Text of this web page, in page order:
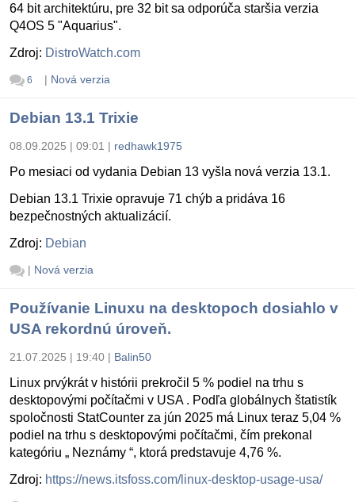
64 bit architektúru, pre 32 bit sa odporúča staršia verzia
Q4OS 5 "Aquarius".
Zdroj: DistroWatch.com
6 | Nová verzia
Debian 13.1 Trixie
08.09.2025 | 09:01 | redhawk1975
Po mesiaci od vydania Debian 13 vyšla nová verzia 13.1.
Debian 13.1 Trixie opravuje 71 chýb a pridáva 16
bezpečnostných aktualizácií.
Zdroj: Debian
| Nová verzia
Používanie Linuxu na desktopoch dosiahlo v
USA rekordnú úroveň.
21.07.2025 | 19:40 | Balin50
Linux prvýkrát v histórii prekročil 5 % podiel na trhu s
desktopovými počítačmi v USA . Podľa globálnych štatistík
spoločnosti StatCounter za jún 2025 má Linux teraz 5,04 %
podiel na trhu s desktopovými počítačmi, čím prekonal
kategóriu „ Neznámy “, ktorá predstavuje 4,76 %.
Zdroj: https://news.itsfoss.com/linux-desktop-usage-usa/